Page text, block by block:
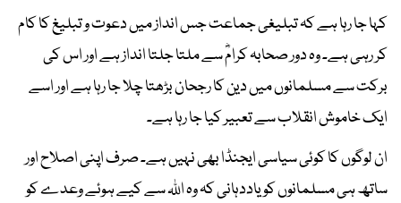
کہا جا رہا ہے کہ تبلیغی جماعت جس انداز میں دعوت و تبلیغ کا کام
کر رہی ہے۔ وہ دور صحابہ کرامؓ سے ملتا جلتا انداز ہے اور اس کی
برکت سے مسلمانوں میں دین کا رجحان بڑھتا چلا جا رہا ہے اور اسے
ایک خاموش انقلاب سے تعبیر کیا جا رہا ہے۔
ان لوگوں کا کوئی سیاسی ایجنڈا بھی نہیں ہے۔ صرف اپنی اصلاح اور
ساتھ ہی مسلمانوں کو یاددہانی کہ وہ اللہ سے کیے ہوئے وعدے کو